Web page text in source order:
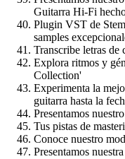
Guitarra Hi-Fi
Plugin VST de
samples
Transcribe letras de
Explora ritmos y
Collection'
Experimenta la
guitarra hasta la
Presentamos
Tus pistas de
Conoce nuestro
Presentamos